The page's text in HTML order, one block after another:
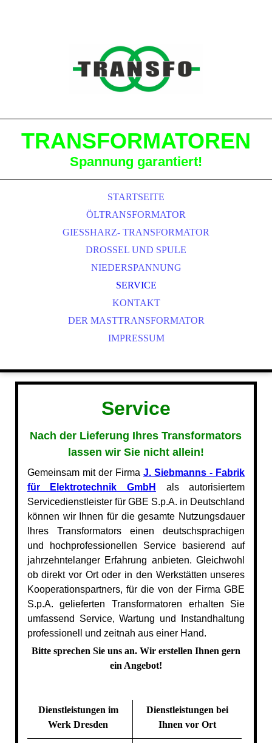
TRANSFORMATOREN
Spannung garantiert!
STARTSEITE
ÖLTRANSFORMATOR
GIESSHARZ- TRANSFORMATOR
DROSSEL UND SPULE
NIEDERSPANNUNG
SERVICE
KONTAKT
DER MASTTRANSFORMATOR
IMPRESSUM
Service
Nach der Lieferung Ihres Transformators
lassen wir Sie nicht allein!
Gemeinsam mit der FirmaJ. Siebmanns - Fabrik
für Elektrotechnik GmbH
als autorisiertem
Servicedienstleister für GBE S.p.A. in Deutschland
können wir Ihnen für die gesamte Nutzungsdauer
Ihres Transformators einen deutschsprachigen
und hochprofessionellen Service basierend auf
jahrzehntelanger Erfahrung anbieten. Gleichwohl
ob direkt vor Ort oder in den Werkstätten unseres
Kooperationspartners, für die von der Firma GBE
S.p.A. gelieferten Transformatoren erhalten Sie
umfassend Service, Wartung und Instandhaltung
professionell und zeitnah aus einer Hand.
Bitte sprechen Sie uns an. Wir erstellen Ihnen gern
ein Angebot!
Dienstleistungen im
Werk Dresden
Dienstleistungen bei
Ihnen vor Ort